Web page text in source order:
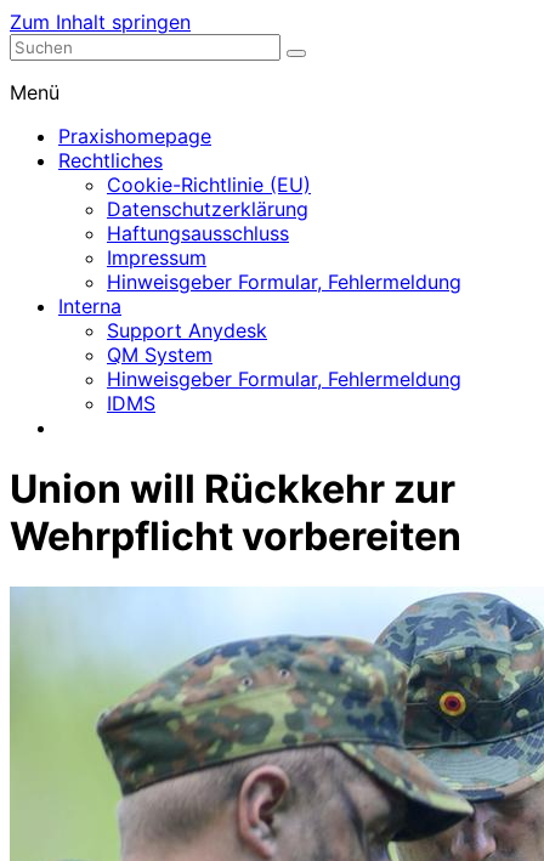
Zum Inhalt springen
Nephrologische Praxis mit Dialyse
Menü
Praxishomepage
Rechtliches
Cookie-Richtlinie (EU)
Datenschutzerklärung
Haftungsausschluss
Impressum
Hinweisgeber Formular, Fehlermeldung
Interna
Support Anydesk
QM System
Hinweisgeber Formular, Fehlermeldung
IDMS
Union will Rückkehr zur
Wehrpflicht vorbereiten